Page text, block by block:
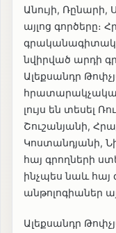
Անույի, Ռընարի,
այլոց գործերը։
նվիրված արդի
Ալեքսանդր
հրատարակչական
լույս են տեսել
Շուշանյանի,
Կոստանդյանի,
հայ գրողների
ինչպես նաև հայ
անթոլոգիաներ
Ալեքսանդր